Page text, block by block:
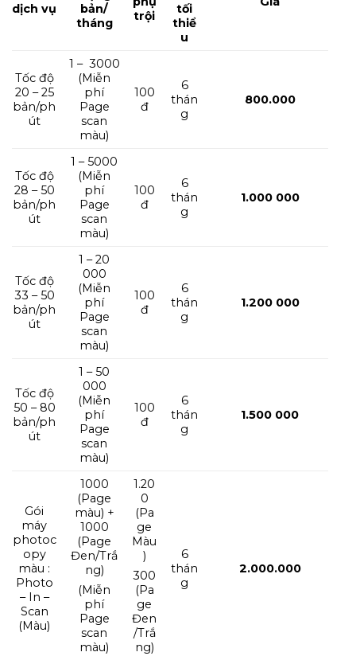
dịch vụ
bản/
tháng
trội
tối
thiể
u
Tốc độ
20 – 25
bản/ph
út
1 – 3000
(Miễn
phí
Page
scan
màu)
100
đ
6
thán
g
800.000
Tốc độ
28 – 50
bản/ph
út
1 – 5000
(Miễn
phí
Page
scan
màu)
100
đ
6
thán
g
1.000 000
Tốc độ
33 – 50
bản/ph
út
1 – 20
000
(Miễn
phí
Page
scan
màu)
100
đ
6
thán
g
1.200 000
Tốc độ
50 – 80
bản/ph
út
1 – 50
000
(Miễn
phí
Page
scan
màu)
100
đ
6
thán
g
1.500 000
Gói
máy
photoc
opy
màu :
Photo
– In –
Scan
(Màu)
1000
(Page
màu) +
1000
(Page
Đen/Trắ
ng)
(Miễn
phí
Page
scan
màu)
1.20
0
(Pa
ge
Màu
)
300
(Pa
ge
Đen
/Trắ
ng)
6
thán
g
2.000.000